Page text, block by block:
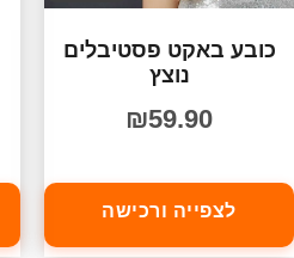
כובע באקט פסטיבלים
נוצץ
₪59.90
לצפייה ורכישה